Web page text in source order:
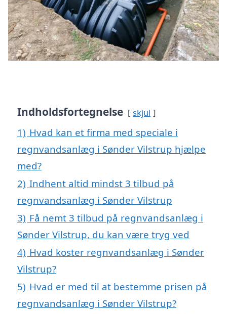
Indholdsfortegnelse skjul
1) Hvad kan et firma med speciale i
regnvandsanlæg i Sønder Vilstrup hjælpe
med?
2) Indhent altid mindst 3 tilbud på
regnvandsanlæg i Sønder Vilstrup
3) Få nemt 3 tilbud på regnvandsanlæg i
Sønder Vilstrup, du kan være tryg ved
4) Hvad koster regnvandsanlæg i Sønder
Vilstrup?
5) Hvad er med til at bestemme prisen på
regnvandsanlæg i Sønder Vilstrup?